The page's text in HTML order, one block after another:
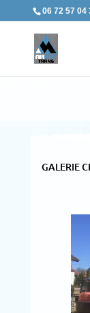
06 72 57 04
GALERIE